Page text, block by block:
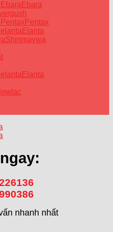
Ebara
Pentax
Elanta
Shinmaywa
Elanta
nhanh nhất